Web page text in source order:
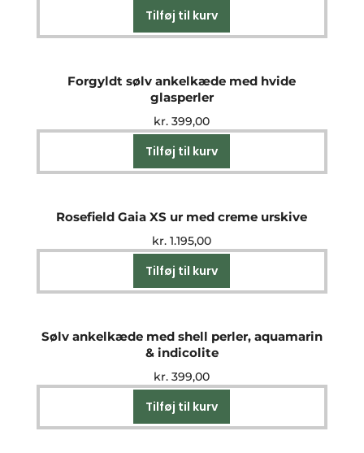
Tilføj til kurv
Forgyldt sølv ankelkæde med hvide
glasperler
kr. 399,00
Tilføj til kurv
Rosefield Gaia XS ur med creme urskive
kr. 1.195,00
Tilføj til kurv
Sølv ankelkæde med shell perler, aquamarin
& indicolite
kr. 399,00
Tilføj til kurv